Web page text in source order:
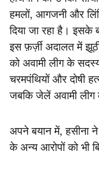
हमलों, आगजनी और
दिया जा रहा है। इसके
इस फ़र्ज़ी अदालत में
को अवामी लीग के
चरमपंथियों और दोषी
जबकि जेलें अवामी
अपने बयान में, हसीना
के अन्य आरोपों को भी